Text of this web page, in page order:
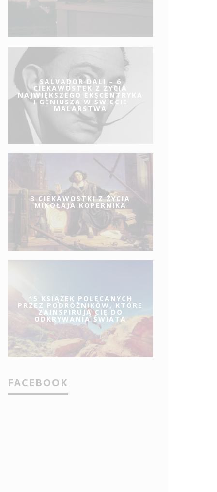
SALVADOR DALI – 6
CIEKAWOSTEK Z ŻYCIA
NAJWIĘKSZEGO EKSCENTRYKA
I GENIUSZA W ŚWIECIE
MALARSTWA
3 CIEKAWOSTKI Z ŻYCIA
MIKOŁAJA KOPERNIKA
15 KSIĄŻEK POLECANYCH
PRZEZ PODRÓŻNIKÓW, KTÓRE
ZAINSPIRUJĄ CIĘ DO
ODKRYWANIA ŚWIATA
FACEBOOK